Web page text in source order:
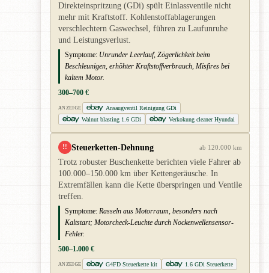
Direkteinspritzung (GDi) spült Einlassventile nicht
mehr mit Kraftstoff. Kohlenstoffablagerungen
verschlechtern Gaswechsel, führen zu Laufunruhe
und Leistungsverlust.
Symptome: Unrunder Leerlauf, Zögerlichkeit beim
Beschleunigen, erhöhter Kraftstoffverbrauch, Misfires bei
kaltem Motor.
300–700 €
ANZEIGE
Ansaugventil Reinigung GDi
Walnut blasting 1.6 GDi
Verkokung cleaner Hyundai
!! Steuerketten-Dehnung ab 120.000 km
Trotz robuster Buschenkette berichten viele Fahrer ab
100.000–150.000 km über Kettengeräusche. In
Extremfällen kann die Kette überspringen und Ventile
treffen.
Symptome: Rasseln aus Motorraum, besonders nach
Kaltstart; Motorcheck-Leuchte durch Nockenwellensensor-
Fehler.
500–1.000 €
ANZEIGE G4FD Steuerkette kit 1.6 GDi Steuerkette